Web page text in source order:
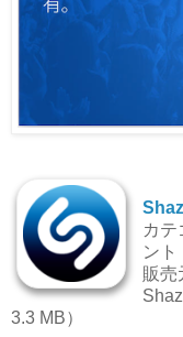
カテ
ント
販売
3.3 MB）